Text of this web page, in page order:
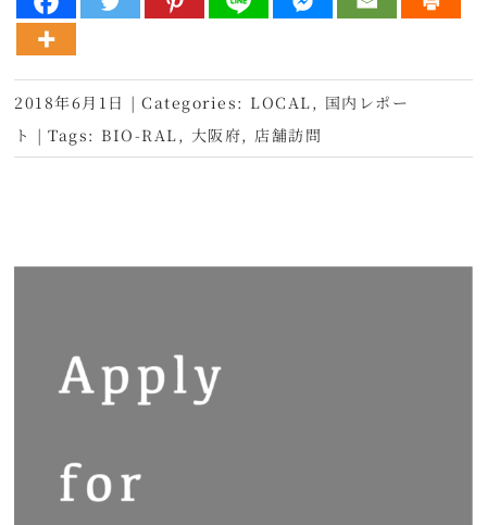
2018年6月1日 | Categories: LOCAL , 国内レポー
ト | Tags: BIO-RAL , 大阪府, 店舗訪問